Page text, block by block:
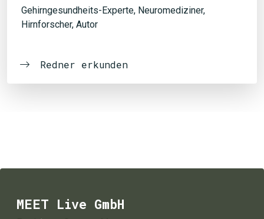
Gehirngesundheits-Experte, Neuromediziner,
Hirnforscher, Autor
Redner erkunden
MEET Live GmbH